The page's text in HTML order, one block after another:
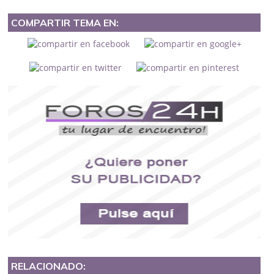
COMPARTIR TEMA EN:
RELACIONADO: